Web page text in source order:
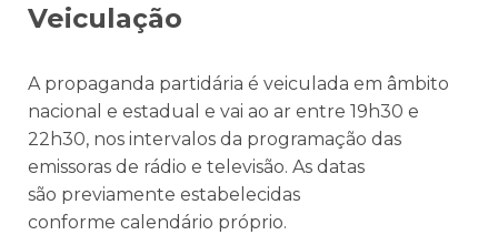
Veiculação
A propaganda partidária é veiculada em âmbito
nacional e estadual e vai ao ar entre 19h30 e
22h30, nos intervalos da programação das
emissoras de rádio e televisão. As datas
são previamente estabelecidas
conforme calendário próprio.